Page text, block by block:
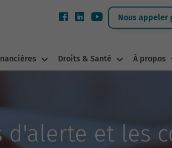
Nous appeler
Droits & Santé À propos
d'alerte et les